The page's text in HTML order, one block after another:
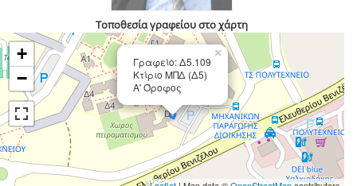
Τοποθεσία γραφείου στο χάρτη
Γραφείο: Δ5.109
Κτίριο ΜΠΔ (Δ5)
Α' Όροφος
×
+
−